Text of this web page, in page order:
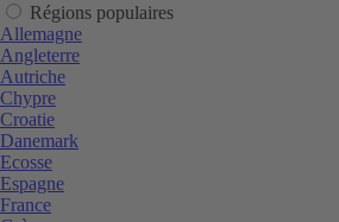
Régions populaires
Allemagne
Angleterre
Autriche
Chypre
Croatie
Danemark
Ecosse
Espagne
France